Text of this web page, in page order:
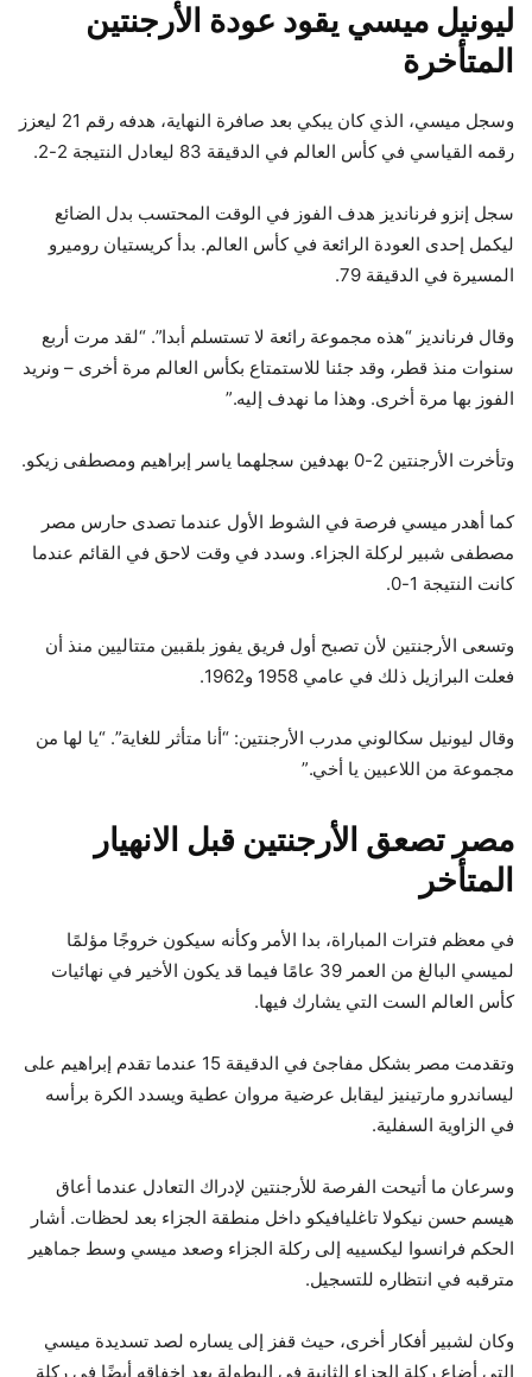
ليونيل ميسي يقود عودة الأرجنتين
المتأخرة
وسجل ميسي، الذي كان يبكي بعد صافرة النهاية، هدفه رقم 21 ليعزز
رقمه القياسي في كأس العالم في الدقيقة 83 ليعادل النتيجة 2-2.
سجل إنزو فرنانديز هدف الفوز في الوقت المحتسب بدل الضائع
ليكمل إحدى العودة الرائعة في كأس العالم. بدأ كريستيان روميرو
المسيرة في الدقيقة 79.
وقال فرنانديز “هذه مجموعة رائعة لا تستسلم أبدا”. “لقد مرت أربع
سنوات منذ قطر، وقد جئنا للاستمتاع بكأس العالم مرة أخرى – ونريد
الفوز بها مرة أخرى. وهذا ما نهدف إليه.”
وتأخرت الأرجنتين 2-0 بهدفين سجلهما ياسر إبراهيم ومصطفى زيكو.
كما أهدر ميسي فرصة في الشوط الأول عندما تصدى حارس مصر
مصطفى شبير لركلة الجزاء. وسدد في وقت لاحق في القائم عندما
كانت النتيجة 1-0.
وتسعى الأرجنتين لأن تصبح أول فريق يفوز بلقبين متتاليين منذ أن
فعلت البرازيل ذلك في عامي 1958 و1962.
وقال ليونيل سكالوني مدرب الأرجنتين: “أنا متأثر للغاية”. “يا لها من
مجموعة من اللاعبين يا أخي.”
مصر تصعق الأرجنتين قبل الانهيار
المتأخر
في معظم فترات المباراة، بدا الأمر وكأنه سيكون خروجًا مؤلمًا
لميسي البالغ من العمر 39 عامًا فيما قد يكون الأخير في نهائيات
كأس العالم الست التي يشارك فيها.
وتقدمت مصر بشكل مفاجئ في الدقيقة 15 عندما تقدم إبراهيم على
ليساندرو مارتينيز ليقابل عرضية مروان عطية ويسدد الكرة برأسه
في الزاوية السفلية.
وسرعان ما أتيحت الفرصة للأرجنتين لإدراك التعادل عندما أعاق
هيسم حسن نيكولا تاغليافيكو داخل منطقة الجزاء بعد لحظات. أشار
الحكم فرانسوا ليكسييه إلى ركلة الجزاء وصعد ميسي وسط جماهير
مترقبه في انتظاره للتسجيل.
وكان لشبير أفكار أخرى، حيث قفز إلى يساره لصد تسديدة ميسي
التي أضاع ركلة الجزاء الثانية في البطولة بعد إخفاقه أيضًا في ركلة